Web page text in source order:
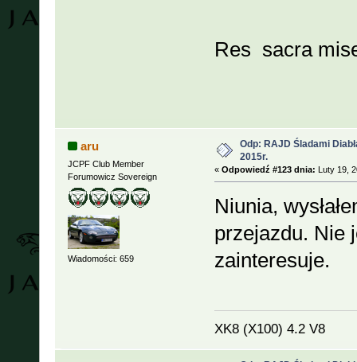
Res sacra
aru
JCPF Club Member
Forumowicz Sovereign
Wiadomości: 659
Odp: RAJD Śladami
2015r.
« Odpowiedź #123 dnia: Luty 19,
Niunia,
przejazdu. Nie
zainteresuje.
XK8 (X100) 4.2 V8